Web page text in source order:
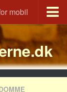
mobil